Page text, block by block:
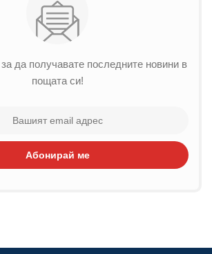
да получавате последните новини в
пощата си!
Абонирай ме